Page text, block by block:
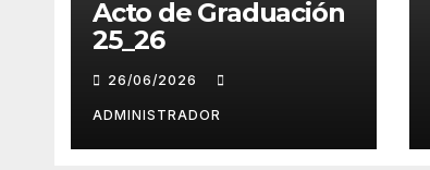
Acto de Graduación
25_26
26/06/2026
ADMINISTRADOR